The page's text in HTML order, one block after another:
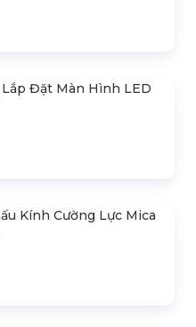
Đặt Màn Hình LED
Kính Cường Lực Mica